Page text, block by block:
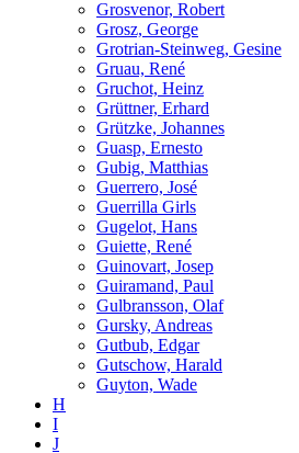
Grosvenor, Robert
Grosz, George
Grotrian-Steinweg, Gesine
Gruau, René
Gruchot, Heinz
Grüttner, Erhard
Grützke, Johannes
Guasp, Ernesto
Gubig, Matthias
Guerrero, José
Guerrilla Girls
Gugelot, Hans
Guiette, René
Guinovart, Josep
Guiramand, Paul
Gulbransson, Olaf
Gursky, Andreas
Gutbub, Edgar
Gutschow, Harald
Guyton, Wade
H
I
J